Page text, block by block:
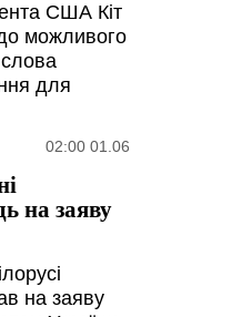
США Кіт
можливого
для
02:00 01.06
на заяву
на заяву